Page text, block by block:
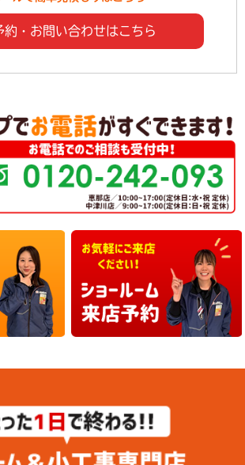
約・お問い合わせはこちら